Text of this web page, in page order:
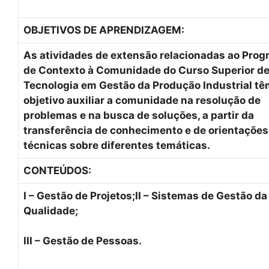
OBJETIVOS DE APRENDIZAGEM:
As atividades de extensão relacionadas ao
de Contexto à Comunidade do Curso Superior de
Tecnologia em Gestão da Produção Industrial
objetivo auxiliar a comunidade na resolução de
problemas e na busca de soluções, a partir da
transferência de conhecimento e de orientações
técnicas sobre diferentes temáticas.
CONTEÚDOS:
I – Gestão de Projetos;II – Sistemas de Gestão da
Qualidade;
III – Gestão de Pessoas.